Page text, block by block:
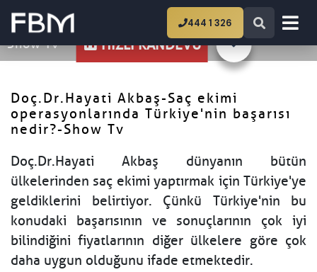
444 1 326
Doç.Dr.Hayati Akbaş-Saç ekimi
operasyonlarında Türkiye'nin başarısı nedir?-
Show Tv
HIZLI RANDEVU
Doç.Dr.Hayati Akbaş-Saç ekimi
operasyonlarında Türkiye'nin başarısı
nedir?-Show Tv
Doç.Dr.Hayati Akbaş dünyanın bütün
ülkelerinden saç ekimi yaptırmak için Türkiye'ye
geldiklerini belirtiyor. Çünkü Türkiye'nin bu
konudaki başarısının ve sonuçlarının çok iyi
bilindiğini fiyatlarının diğer ülkelere göre çok
daha uygun olduğunu ifade etmektedir.